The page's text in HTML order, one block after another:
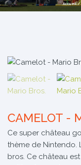
Accueil/
CAMELOT -
Ce super château
thème de Nintendo.
bros. Ce château